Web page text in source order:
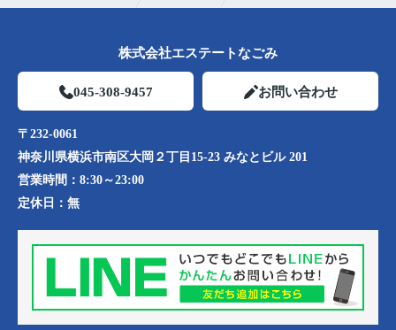
株式会社エステートなごみ
045-308-9457 お問い合わせ
〒232-0061
神奈川県横浜市南区大岡２丁目15-23 みなとビル 201
営業時間： 8:30～23:00
定休日： 無